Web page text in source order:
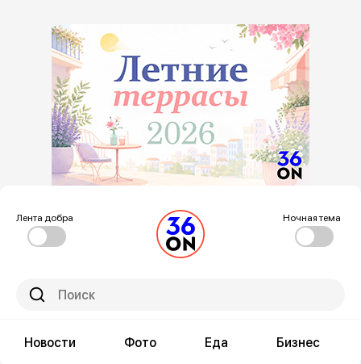
Лента добра Ночная тема
Новости Фото Еда Бизнес